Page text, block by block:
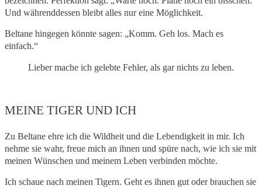
Und währenddessen bleibt alles nur eine Möglichkeit.
Beltane hingegen könnte sagen: „Komm. Geh los. Mach es
einfach.“
Lieber mache ich gelebte Fehler, als gar nichts zu leben.
MEINE TIGER UND ICH
Zu Beltane ehre ich die Wildheit und die Lebendigkeit in mir. Ich
nehme sie wahr, freue mich an ihnen und spüre nach, wie ich sie mit
meinen Wünschen und meinem Leben verbinden möchte.
Ich schaue nach meinen Tigern. Geht es ihnen gut oder brauchen sie